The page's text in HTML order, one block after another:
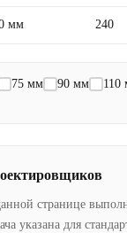
мм 240
75 мм 90 мм 110
странице
указана для